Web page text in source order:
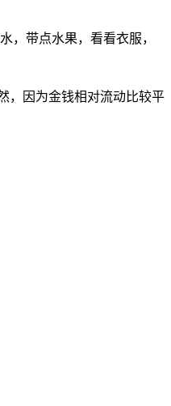
，带点水果，看看衣服，
，因为金钱相对流动比较平